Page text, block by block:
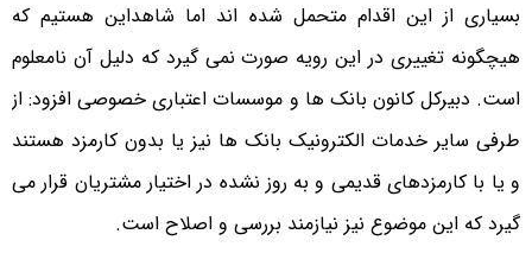
بسیاری از این اقدام متحمل شده اند اما شاهداین هستیم که
هیچگونه تغییری در این رویه صورت نمی گیرد که دلیل آن نامعلوم
است. دبیرکل کانون بانک ها و موسسات اعتباری خصوصی افزود: از
طرفی سایر خدمات الکترونیک بانک ها نیز یا بدون کارمزد هستند
و یا با کارمزدهای قدیمی و به روز نشده در اختیار مشتریان قرار می
گیرد که این موضوع نیز نیازمند بررسی و اصلاح است.